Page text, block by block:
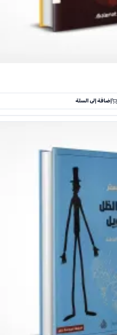
إضافة إلى السلة